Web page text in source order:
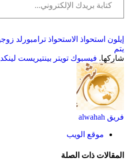
إيلون استحواذ الاستحواذ ترامبورلد
يتم
شاركها. فيسبوك تويتر بينتيريست
فريق alwahah
موقع الويب
المقالات ذات الصلة